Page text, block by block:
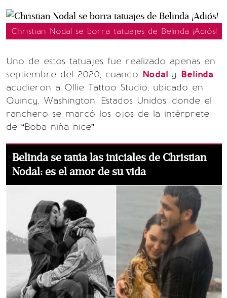
Christian Nodal se borra tatuajes de Belinda ¡Adiós!
Uno de estos tatuajes fue realizado apenas en
septiembre del 2020, cuando Nodal y Belinda
acudieron a Ollie Tattoo Studio, ubicado en
Quincy, Washington, Estados Unidos, donde el
ranchero se marcó los ojos de la intérprete
de “Boba niña nice”.
Belinda se tatúa las iniciales de Christian
Nodal: es el amor de su vida